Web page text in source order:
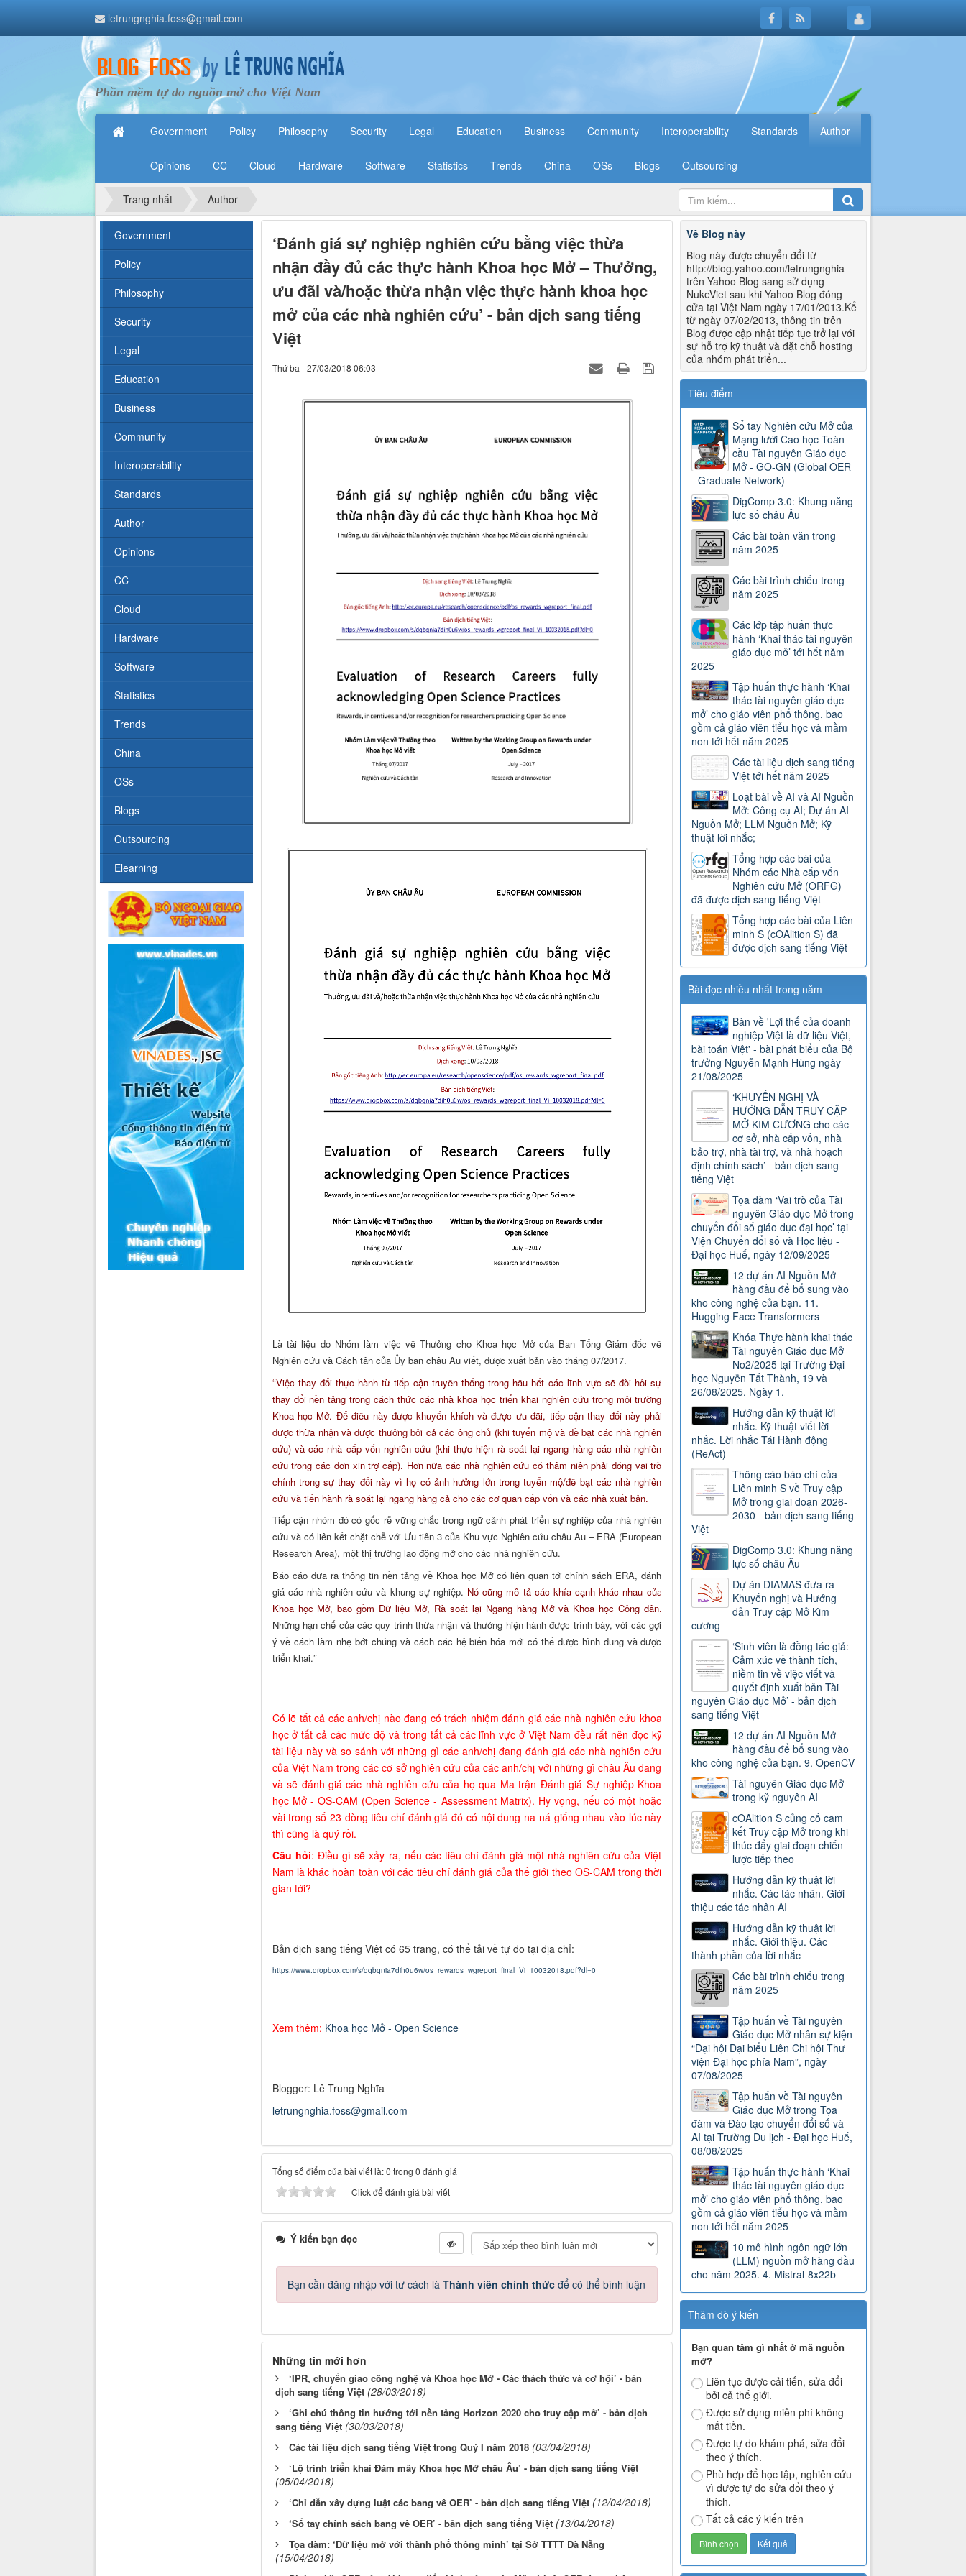
letrungnghia.foss@gmail.com
Phần mềm tự do nguồn mở cho Việt Nam
Government Policy Philosophy Security Legal Education Business Community Interoperability Standards Author
Opinions CC Cloud Hardware Software Statistics Trends China OSs Blogs Outsourcing
Trang nhất Author
‘Đánh giá sự nghiệp nghiên cứu bằng việc thừa
nhận đầy đủ các thực hành Khoa học Mở – Thưởng,
ưu đãi và/hoặc thừa nhận việc thực hành khoa học
mở của các nhà nghiên cứu’ - bản dịch sang tiếng
Việt
Thứ ba - 27/03/2018 06:03
Là tài liệu do Nhóm làm việc về Thưởng cho Khoa học Mở của Ban Tổng Giám đốc về
Nghiên cứu và Cách tân của Ủy ban châu Âu viết, được xuất bản vào tháng 07/2017.
“Việc thay đổi thực hành từ tiếp cận truyền thống trong hầu hết các lĩnh vực sẽ đòi hỏi sự
thay đổi nền tảng trong cách thức các nhà khoa học triển khai nghiên cứu trong môi trường
Khoa học Mở. Để điều này được khuyến khích và được ưu đãi, tiếp cận thay đổi này phải
được thừa nhận và được thưởng bởi cả các ông chủ (khi tuyển mộ và đề bạt các nhà nghiên
cứu) và các nhà cấp vốn nghiên cứu (khi thực hiện rà soát lại ngang hàng các nhà nghiên
cứu trong các đơn xin trợ cấp). Hơn nữa các nhà nghiên cứu có thâm niên phải đóng vai trò
chính trong sự thay đổi này vì họ có ảnh hưởng lớn trong tuyển mộ/đề bạt các nhà nghiên
cứu và tiến hành rà soát lại ngang hàng cả cho các cơ quan cấp vốn và các nhà xuất bản.
Tiếp cận nhóm đó có gốc rễ vững chắc trong ngữ cảnh phát triển sự nghiệp của nhà nghiên
cứu và có liên kết chặt chễ với Ưu tiên 3 của Khu vực Nghiên cứu châu Âu – ERA (European
Research Area), một thị trường lao động mở cho các nhà nghiên cứu.
Báo cáo đưa ra thông tin nền tảng về Khoa học Mở có liên quan tới chính sách ERA, đánh
giá các nhà nghiên cứu và khung sự nghiệp. Nó cũng mô tả các khía cạnh khác nhau của
Khoa học Mở,bao gồm Dữ liệu Mở, Rà soát lại Ngang hàng Mở và Khoa học Công dân.
Những hạn chế của các quy trình thừa nhận và thưởng hiện hành được trình bày, với các gợi
ý về cách làm nhẹ bớt chúng và cách các hệ biến hóa mới có thể được hình dung và được
triển khai.”
Có lẽ tất cả các anh/chị nào đang có trách nhiệm đánh giácác nhà nghiên cứu khoa
họcở tất cả các mức độ và trong tất cả các lĩnh vực ở Việt Nam đều rất nên đọc kỹ
tài liệu này và so sánh với những gì các anh/chị đang đánh giá các nhà nghiên cứu
của Việt Nam trong các cơ sở nghiên cứu của các anh/chị với những gì châu Âu đang
và sẽ đánh giá các nhà nghiên cứu của họ qua Ma trận Đánh giá Sự nghiệp Khoa
học Mở - OS-CAM (Open Science - Assessment Matrix). Hy vọng, nếu có một hoặc
vài trong số 23 dòng tiêu chí đánh giá đó có nội dung na ná giống nhau vào lúc này
thì cũng là quý rồi.
Câu hỏi: Điều gì sẽ xảy ra, nếu các tiêu chí đánh giá một nhà nghiên cứu của Việt
Nam là khác hoàn toàn với các tiêu chí đánh giá của thế giới theo OS-CAM trong thời
gian tới?
Bản dịch sang tiếng Việt có 65 trang, có thể tải về tự do tại địa chỉ:
https://www.dropbox.com/s/dqbqnia7dih0u6w/os_rewards_wgreport_final_Vi_10032018.pdf?dl=0
Xem thêm: Khoa học Mở - Open Science
Blogger: Lê Trung Nghĩa
letrungnghia.foss@gmail.com
Tổng số điểm của bài viết là: 0 trong 0 đánh giá
Click để đánh giá bài viết
Ý kiến bạn đọc
Bạn cần đăng nhập với tư cách là Thành viên chính thứcđể có thể bình luận
Những tin mới hơn
‘IPR, chuyển giao công nghệ và Khoa học Mở - Các thách thức và cơ hội’ - bản
dịch sang tiếng Việt (28/03/2018)
‘Ghi chú thông tin hướng tới nền tảng Horizon 2020 cho truy cập mở’ - bản dịch
sang tiếng Việt (30/03/2018)
Các tài liệu dịch sang tiếng Việt trong Quý I năm 2018 (03/04/2018)
‘Lộ trình triển khai Đám mây Khoa học Mở châu Âu’ - bản dịch sang tiếng Việt
(05/04/2018)
‘Chỉ dẫn xây dựng luật các bang về OER’ - bản dịch sang tiếng Việt (12/04/2018)
‘Sổ tay chính sách bang về OER’ - bản dịch sang tiếng Việt (13/04/2018)
Tọa đàm: ‘Dữ liệu mở với thành phố thông minh’ tại Sở TTTT Đà Nẵng
(15/04/2018)
Về Blog này
Blog này được chuyển đổi từ
http://blog.yahoo.com/letrungnghia
trên Yahoo Blog sang sử dụng
NukeViet sau khi Yahoo Blog đóng
cửa tại Việt Nam ngày 17/01/2013.Kể
từ ngày 07/02/2013, thông tin trên
Blog được cập nhật tiếp tục trở lại với
sự hỗ trợ kỹ thuật và đặt chỗ hosting
của nhóm phát triển...
Tiêu điểm
Sổ tay Nghiên cứu Mở của
Mạng lưới Cao học Toàn
cầu Tài nguyên Giáo dục
Mở - GO-GN (Global OER
- Graduate Network)
DigComp 3.0: Khung năng
lực số châu Âu
Các bài toàn văn trong
năm 2025
Các bài trình chiếu trong
năm 2025
Các lớp tập huấn thực
hành ‘Khai thác tài nguyên
giáo dục mở’ tới hết năm
2025
Tập huấn thực hành ‘Khai
thác tài nguyên giáo dục
mở’ cho giáo viên phổ thông, bao
gồm cả giáo viên tiểu học và mầm
non tới hết năm 2025
Các tài liệu dịch sang tiếng
Việt tới hết năm 2025
Loạt bài về AI và AI Nguồn
Mở: Công cụ AI; Dự án AI
Nguồn Mở; LLM Nguồn Mở; Kỹ
thuật lời nhắc;
Tổng hợp các bài của
Nhóm các Nhà cấp vốn
Nghiên cứu Mở (ORFG)
đã được dịch sang tiếng Việt
Tổng hợp các bài của Liên
minh S (cOAlition S) đã
được dịch sang tiếng Việt
Bài đọc nhiều nhất trong năm
Bàn về 'Lợi thế của doanh
nghiệp Việt là dữ liệu Việt,
bài toán Việt' - bài phát biểu của Bộ
trưởng Nguyễn Mạnh Hùng ngày
21/08/2025
‘KHUYẾN NGHỊ VÀ
HƯỚNG DẪN TRUY CẬP
MỞ KIM CƯƠNG cho các
cơ sở, nhà cấp vốn, nhà
bảo trợ, nhà tài trợ, và nhà hoạch
định chính sách’ - bản dịch sang
tiếng Việt
Tọa đàm ‘Vai trò của Tài
nguyên Giáo dục Mở trong
chuyển đổi số giáo dục đại học’ tại
Viện Chuyển đổi số và Học liệu -
Đại học Huế, ngày 12/09/2025
12 dự án AI Nguồn Mở
hàng đầu để bổ sung vào
kho công nghệ của bạn. 11.
Hugging Face Transformers
Khóa Thực hành khai thác
Tài nguyên Giáo dục Mở
No2/2025 tại Trường Đại
học Nguyễn Tất Thành, 19 và
26/08/2025. Ngày 1.
Hướng dẫn kỹ thuật lời
nhắc. Kỹ thuật viết lời
nhắc. Lời nhắc Tái Hành động
(ReAct)
Thông cáo báo chí của
Liên minh S về Truy cập
Mở trong giai đoạn 2026-
2030 - bản dịch sang tiếng
Việt
DigComp 3.0: Khung năng
lực số châu Âu
Dự án DIAMAS đưa ra
Khuyến nghị và Hướng
dẫn Truy cập Mở Kim
cương
‘Sinh viên là đồng tác giả:
Cảm xúc về thành tích,
niềm tin về việc viết và
quyết định xuất bản Tài
nguyên Giáo dục Mở’ - bản dịch
sang tiếng Việt
12 dự án AI Nguồn Mở
hàng đầu để bổ sung vào
kho công nghệ của bạn. 9. OpenCV
Tài nguyên Giáo dục Mở
trong kỷ nguyên AI
cOAlition S củng cố cam
kết Truy cập Mở trong khi
thúc đẩy giai đoạn chiến
lược tiếp theo
Hướng dẫn kỹ thuật lời
nhắc. Các tác nhân. Giới
thiệu các tác nhân AI
Hướng dẫn kỹ thuật lời
nhắc. Giới thiệu. Các
thành phần của lời nhắc
Các bài trình chiếu trong
năm 2025
Tập huấn về Tài nguyên
Giáo dục Mở nhân sự kiện
“Đại hội Đại biểu Liên Chi hội Thư
viện Đại học phía Nam”, ngày
07/08/2025
Tập huấn về Tài nguyên
Giáo dục Mở trong Tọa
đàm và Đào tạo chuyển đổi số và
AI tại Trường Du lịch - Đại học Huế,
08/08/2025
Tập huấn thực hành ‘Khai
thác tài nguyên giáo dục
mở’ cho giáo viên phổ thông, bao
gồm cả giáo viên tiểu học và mầm
non tới hết năm 2025
10 mô hình ngôn ngữ lớn
(LLM) nguồn mở hàng đầu
cho năm 2025. 4. Mistral-8x22b
Thăm dò ý kiến
Bạn quan tâm gì nhất ở mã nguồn
mở?
Liên tục được cải tiến, sửa đổi
bởi cả thế giới.
Được sử dụng miễn phí không
mất tiền.
Được tự do khám phá, sửa đổi
theo ý thích.
Phù hợp để học tập, nghiên cứu
vì được tự do sửa đổi theo ý
thích.
Tất cả các ý kiến trên
Government
Policy
Philosophy
Security
Legal
Education
Business
Community
Interoperability
Standards
Author
Opinions
CC
Cloud
Hardware
Software
Statistics
Trends
China
OSs
Blogs
Outsourcing
Elearning